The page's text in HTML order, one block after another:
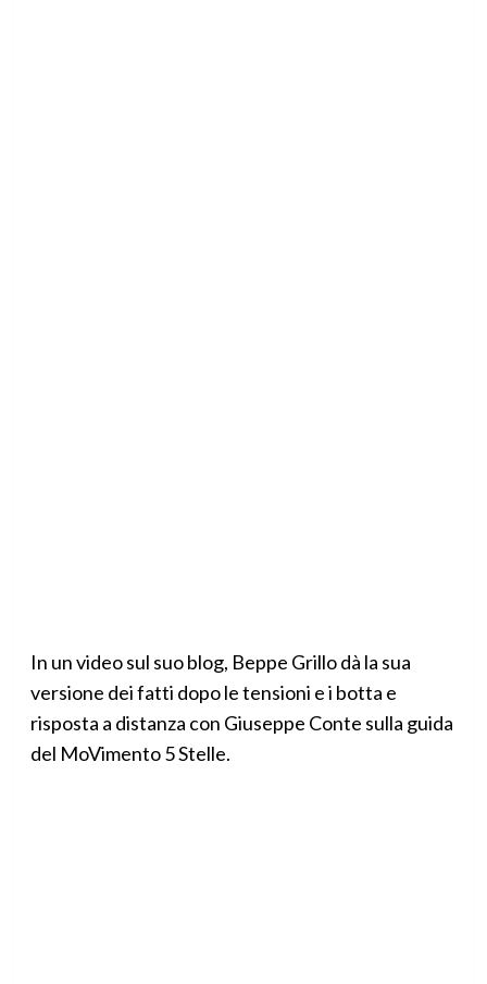
In un video sul suo blog, Beppe Grillo dà la sua
versione dei fatti dopo le tensioni e i botta e
risposta a distanza con Giuseppe Conte sulla guida
del MoVimento 5 Stelle.